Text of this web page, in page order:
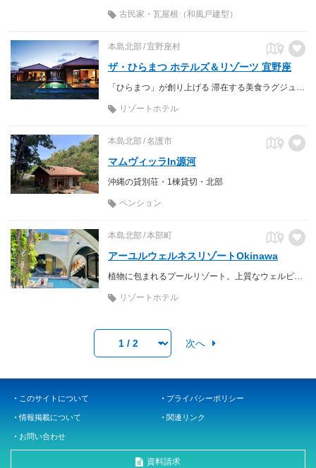
古民家・瓦屋根（和風戸建型）
本島北部 宜野座村
ザ・ひらまつ ホテルズ＆リゾーツ 宜野座
リゾートホテル
本島北部 名護市
マムヴィッラIn源河
沖縄の貸別荘・1棟貸切・北部
ペンション
本島北部 本部町
アーユルウェルネスリゾートOkinawa
植物に包まれるプールリゾート。上質なウェルビーイングをアーユルヴェーダを軸にして自分に目覚める場所。
リゾートホテル
次へ
このサイトについて プライバシーポリシー
情報掲載について 関連リンク
お問い合わせ
資料請求